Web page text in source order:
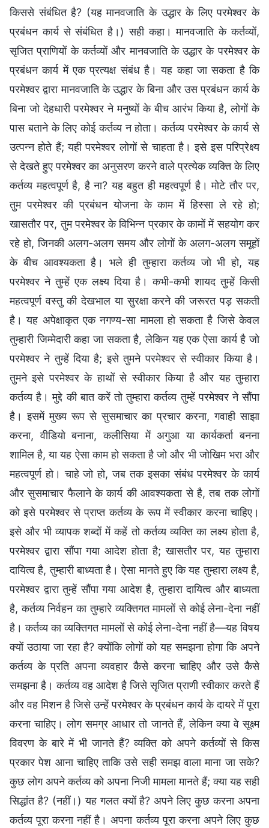
किससे संबंधित है? (यह मानवजाति के उद्धार के लिए परमेश्वर के
प्रबंधन कार्य से संबंधित है।) सही कहा। मानवजाति के कर्तव्यों,
सृजित प्राणियों के कर्तव्यों और मानवजाति के उद्धार के परमेश्वर के
प्रबंधन कार्य में एक प्रत्यक्ष संबंध है। यह कहा जा सकता है कि
परमेश्वर द्वारा मानवजाति के उद्धार के बिना और उस प्रबंधन कार्य के
बिना जो देहधारी परमेश्वर ने मनुष्यों के बीच आरंभ किया है, लोगों के
पास बताने के लिए कोई कर्तव्य न होता। कर्तव्य परमेश्वर के कार्य से
उत्पन्न होते हैं; यही परमेश्वर लोगों से चाहता है। इसे इस परिप्रेक्ष्य
से देखते हुए परमेश्वर का अनुसरण करने वाले प्रत्येक व्यक्ति के लिए
कर्तव्य महत्वपूर्ण है, है ना? यह बहुत ही महत्वपूर्ण है। मोटे तौर पर,
तुम परमेश्वर की प्रबंधन योजना के काम में हिस्सा ले रहे हो;
खासतौर पर, तुम परमेश्वर के विभिन्न प्रकार के कामों में सहयोग कर
रहे हो, जिनकी अलग-अलग समय और लोगों के अलग-अलग समूहों
के बीच आवश्यकता है। भले ही तुम्हारा कर्तव्य जो भी हो, यह
परमेश्वर ने तुम्हें एक लक्ष्य दिया है। कभी-कभी शायद तुम्हें किसी
महत्वपूर्ण वस्तु की देखभाल या सुरक्षा करने की जरूरत पड़ सकती
है। यह अपेक्षाकृत एक नगण्य-सा मामला हो सकता है जिसे केवल
तुम्हारी जिम्मेदारी कहा जा सकता है, लेकिन यह एक ऐसा कार्य है जो
परमेश्वर ने तुम्हें दिया है; इसे तुमने परमेश्वर से स्वीकार किया है।
तुमने इसे परमेश्वर के हाथों से स्वीकार किया है और यह तुम्हारा
कर्तव्य है। मुद्दे की बात करें तो तुम्हारा कर्तव्य तुम्हें परमेश्वर ने सौंपा
है। इसमें मुख्य रूप से सुसमाचार का प्रचार करना, गवाही साझा
करना, वीडियो बनाना, कलीसिया में अगुआ या कार्यकर्ता बनना
शामिल है, या यह ऐसा काम हो सकता है जो और भी जोखिम भरा और
महत्वपूर्ण हो। चाहे जो हो, जब तक इसका संबंध परमेश्वर के कार्य
और सुसमाचार फैलाने के कार्य की आवश्यकता से है, तब तक लोगों
को इसे परमेश्वर से प्राप्त कर्तव्य के रूप में स्वीकार करना चाहिए।
इसे और भी व्यापक शब्दों में कहें तो कर्तव्य व्यक्ति का लक्ष्य होता है,
परमेश्वर द्वारा सौंपा गया आदेश होता है; खासतौर पर, यह तुम्हारा
दायित्व है, तुम्हारी बाध्यता है। ऐसा मानते हुए कि यह तुम्हारा लक्ष्य है,
परमेश्वर द्वारा तुम्हें सौंपा गया आदेश है, तुम्हारा दायित्व और बाध्यता
है, कर्तव्य निर्वहन का तुम्हारे व्यक्तिगत मामलों से कोई लेना-देना नहीं
है। कर्तव्य का व्यक्तिगत मामलों से कोई लेना-देना नहीं है—यह विषय
क्यों उठाया जा रहा है? क्योंकि लोगों को यह समझना होगा कि अपने
कर्तव्य के प्रति अपना व्यवहार कैसे करना चाहिए और उसे कैसे
समझना है। कर्तव्य वह आदेश है जिसे सृजित प्राणी स्वीकार करते हैं
और वह मिशन है जिसे उन्हें परमेश्वर के प्रबंधन कार्य के दायरे में पूरा
करना चाहिए। लोग समग्र आधार तो जानते हैं, लेकिन क्या वे सूक्ष्म
विवरण के बारे में भी जानते हैं? व्यक्ति को अपने कर्तव्यों से किस
प्रकार पेश आना चाहिए ताकि उसे सही समझ वाला माना जा सके?
कुछ लोग अपने कर्तव्य को अपना निजी मामला मानते हैं; क्या यह सही
सिद्धांत है? (नहीं।) यह गलत क्यों है? अपने लिए कुछ करना अपना
कर्तव्य पूरा करना नहीं है। अपना कर्तव्य पूरा करना अपने लिए कुछ